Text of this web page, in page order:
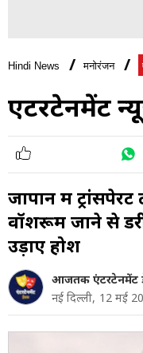
Hindi News मनोरंजन
एंटरटेनमेंट
जापान में
वॉशरूम जाने से
उड़ाए होश
आजतक एंटरटेनमेंट
नई दिल्ली, 12 मई